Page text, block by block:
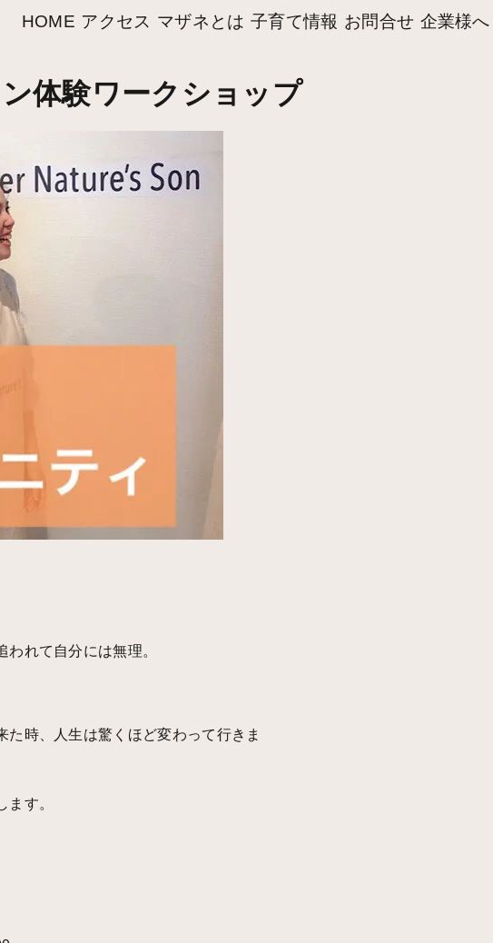
HOME アクセス マザネとは 子育て情報 お問合せ 企業様へ
体験ワークショップ
れて自分には無理。
時、人生は驚くほど変わって行きま
す。